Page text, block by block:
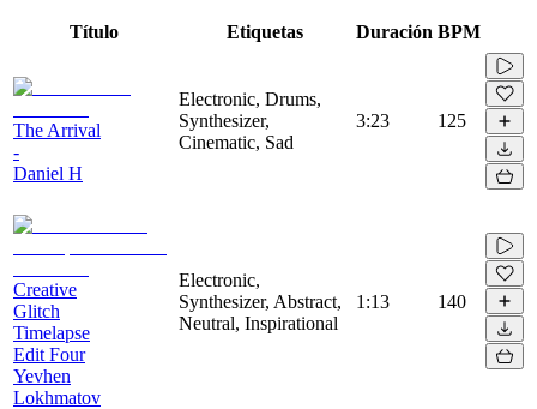
Título Etiquetas Duración BPM
The Arrival
-
Daniel H
Electronic, Drums,
Synthesizer,
Cinematic, Sad
3:23 125
Creative
Glitch
Timelapse
Edit Four
Yevhen
Lokhmatov
Electronic,
Synthesizer, Abstract,
Neutral, Inspirational
1:13 140